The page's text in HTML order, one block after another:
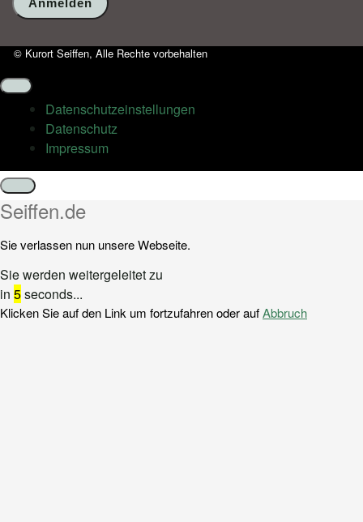
© Kurort Seiffen, Alle Rechte vorbehalten
Datenschutz­einstellungen
Datenschutz
Impressum
Schließen
Seiffen.de
Sie verlassen nun unsere Webseite.
Sie werden weitergeleitet zu
in 5seconds...
Klicken Sie auf den Link um fortzufahren oder aufAbbruch